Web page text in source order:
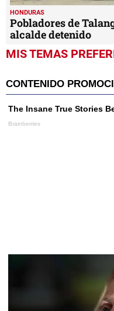
HONDURAS
Pobladores de
alcalde detenido
MIS TEMAS